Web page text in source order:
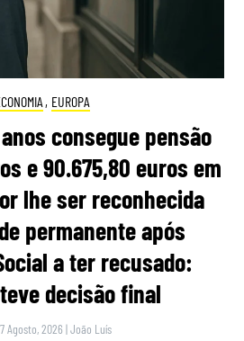
, EUROPA
consegue pensão
e 90.675,80 euros em
lhe ser reconhecida
permanente após
a ter recusado:
decisão final
Agosto, 2026 |João Luís